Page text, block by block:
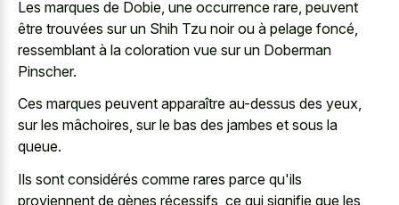
Les marques de Dobie, une occurrence rare, peuvent
être trouvées sur un Shih Tzu noir ou à pelage foncé,
ressemblant à la coloration vue sur un Doberman
Pinscher.
Ces marques peuvent apparaître au-dessus des yeux,
sur les mâchoires, sur le bas des jambes et sous la
queue.
Ils sont considérés comme rares parce qu'ils
proviennent de gènes récessifs, ce qui signifie que les